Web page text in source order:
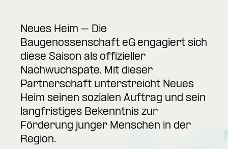
Neues Heim – Die
Baugenossenschaft eG engagiert sich
diese Saison als offizieller
Nachwuchspate. Mit dieser
Partnerschaft unterstreicht Neues
Heim seinen sozialen Auftrag und sein
langfristiges Bekenntnis zur
Förderung junger Menschen in der
Region.